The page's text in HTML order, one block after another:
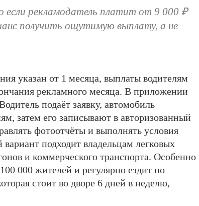
если рекламодатель платит от 9 000 ₽
получить ощутимую выплату, а не
указан от 1 месяца, выплаты водителям
рекламного месяца. В приложении
подаёт заявку, автомобиль
затем его записывают в авторизованный
фотоотчёты и выполнять условия
подходит владельцам легковых
и коммерческого транспорта. Особенно
000 жителей и регулярно ездит по
стоит во дворе 6 дней в неделю,